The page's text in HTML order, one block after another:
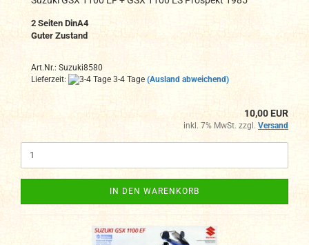
2 Seiten DinA4
Guter Zustand
Art.Nr.: Suzuki8580
Lieferzeit:
3-4 Tage (Ausland abweichend)
10,00 EUR
inkl. 7% MwSt. zzgl. Versand
IN DEN WARENKORB